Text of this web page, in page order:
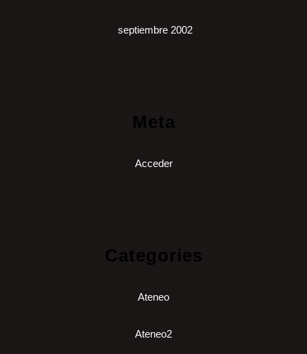
septiembre 2002
Meta
Acceder
Categories
Ateneo
Ateneo2